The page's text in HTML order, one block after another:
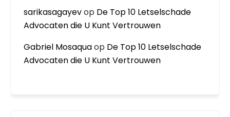
sarikasagayevop De Top 10 Letselschade
Advocaten die U Kunt Vertrouwen
Gabriel Mosaquaop De Top 10 Letselschade
Advocaten die U Kunt Vertrouwen